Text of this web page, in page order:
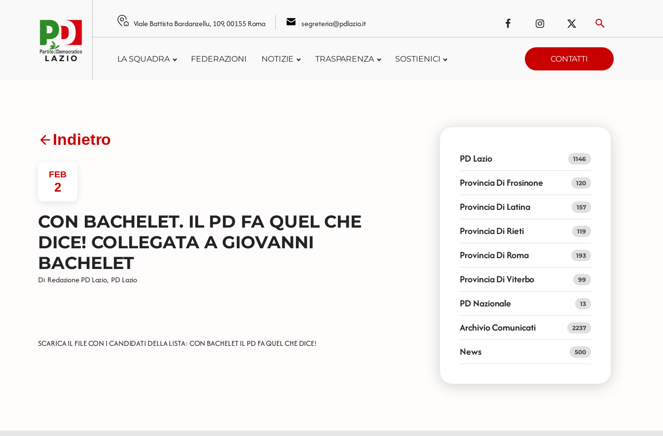
Viale Battista Bardanzellu, 109, 00155 Roma segreteria@pdlazio.it
LA SQUADRA FEDERAZIONI NOTIZIE TRASPARENZA SOSTIENICI CONTATTI
Indietro
FEB
2
CON BACHELET. IL PD FA QUEL CHE
DICE! COLLEGATA A GIOVANNI
BACHELET
Di Redazione PD Lazio, PD Lazio
SCARICA IL FILE CON I CANDIDATI DELLA LISTA:CON BACHELET IL PD FA QUEL CHE DICE!
PD Lazio 1146
Provincia Di Frosinone 120
Provincia Di Latina 157
Provincia Di Rieti 119
Provincia Di Roma 193
Provincia Di Viterbo 99
PD Nazionale 13
Archivio Comunicati 2237
News 500